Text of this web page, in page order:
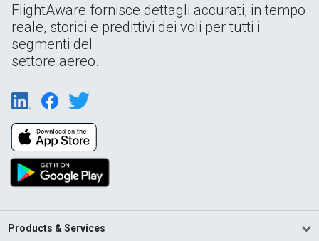
FlightAware fornisce dettagli accurati, in tempo
reale, storici e predittivi dei voli per tutti i
segmenti del
settore aereo.
Products & Services